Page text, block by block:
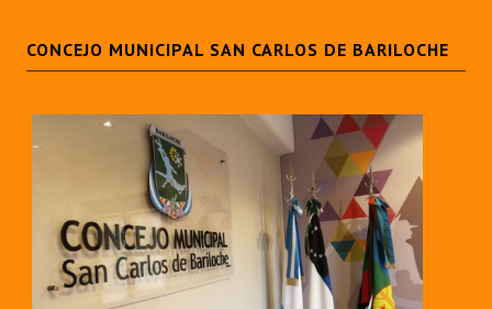
CONCEJO MUNICIPAL SAN CARLOS DE BARILOCHE